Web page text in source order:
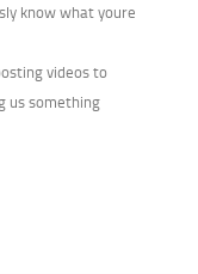
know what youre
videos to
us something